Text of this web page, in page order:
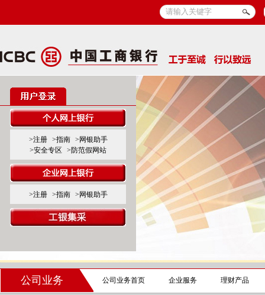
>注册 >指南
>网银助手
>安全专区
>防范假网站
>注册 >指南 >网银助手
公司业务 公司业务首页 企业服务 理财产品